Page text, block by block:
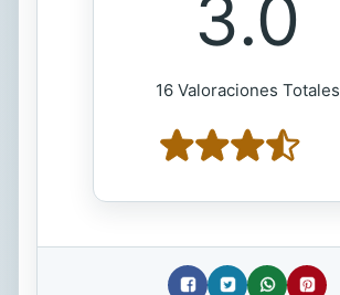
3.0
16 Valoraciones Totales